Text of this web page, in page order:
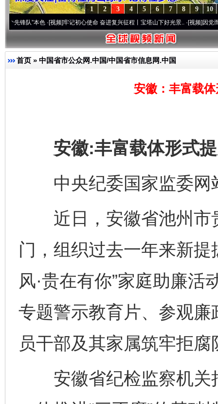
10
9
8
7
6
5
4
3
2
1
本色·[视频]牢记初心使命 奋进复兴征程丨宝塔山下好光景..·[视频]因党而生 为党
首页 » 中国省市公众网.中国/中国省市信息网.中国
安徽：丰富载
安徽:丰富载体形式提
中央纪委国家监委网
近日，安徽省池州市
门，组织过去一年来新
风·贵在有你”家庭助廉
专题警示教育片、参观
员干部及其家属筑牢拒
安徽省纪检监察机关